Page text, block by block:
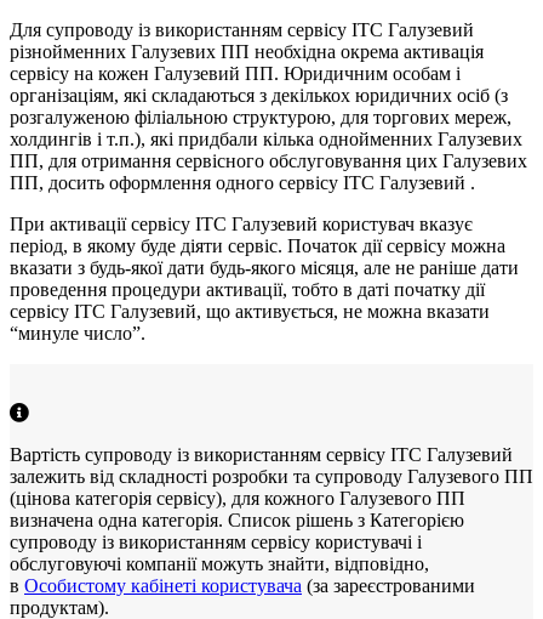
Для супроводу із використанням сервісу ІТС Галузевий
різнойменних Галузевих ПП необхідна окрема активація
сервісу на кожен Галузевий ПП. Юридичним особам і
організаціям, які складаються з декількох юридичних осіб (з
розгалуженою філіальною структурою, для торгових мереж,
холдингів і т.п.), які придбали кілька однойменних Галузевих
ПП, для отримання сервісного обслуговування цих Галузевих
ПП, досить оформлення одного сервісу ІТС Галузевий .
При активації сервісу ІТС Галузевий користувач вказує
період, в якому буде діяти сервіс. Початок дії сервісу можна
вказати з будь-якої дати будь-якого місяця, але не раніше дати
проведення процедури активації, тобто в даті початку дії
сервісу ІТС Галузевий, що активується, не можна вказати
“минуле число”.
Вартість супроводу із використанням сервісу ІТС Галузевий
залежить від складності розробки та супроводу Галузевого ПП
(цінова категорія сервісу), для кожного Галузевого ПП
визначена одна категорія. Список рішень з Категорією
супроводу із використанням сервісу користувачі і
обслуговуючі компанії можуть знайти, відповідно,
в Особистому кабінеті користувача (за зареєстрованими
продуктам).